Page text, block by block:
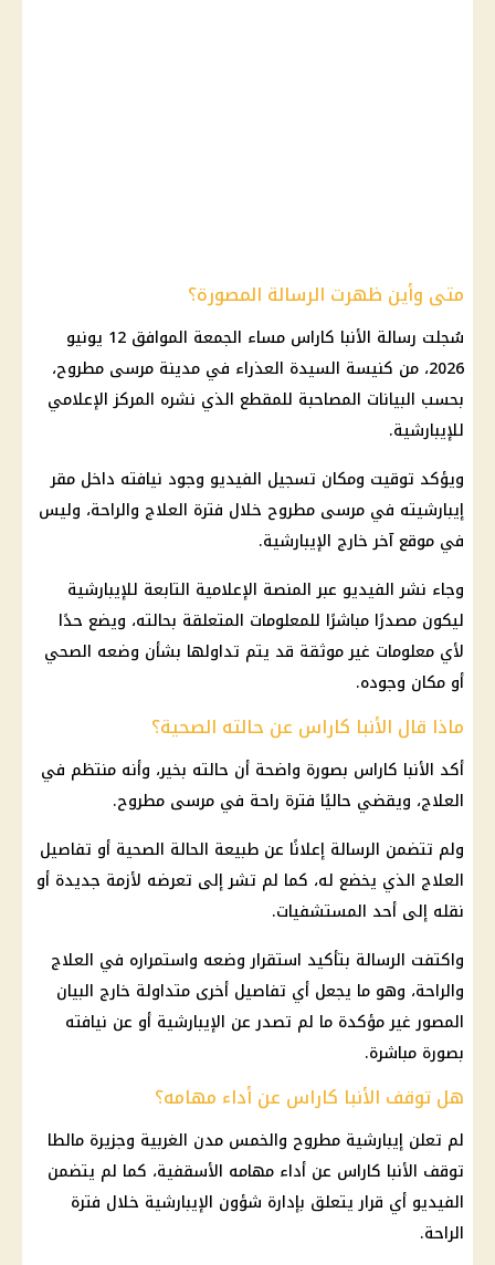
متى وأين ظهرت الرسالة المصورة؟
سُجلت رسالة الأنبا كاراس مساء الجمعة الموافق 12 يونيو
2026، من كنيسة السيدة العذراء في مدينة مرسى مطروح،
بحسب البيانات المصاحبة للمقطع الذي نشره المركز الإعلامي
للإيبارشية.
ويؤكد توقيت ومكان تسجيل الفيديو وجود نيافته داخل مقر
إيبارشيته في مرسى مطروح خلال فترة العلاج والراحة، وليس
في موقع آخر خارج الإيبارشية.
وجاء نشر الفيديو عبر المنصة الإعلامية التابعة للإيبارشية
ليكون مصدرًا مباشرًا للمعلومات المتعلقة بحالته، ويضع حدًا
لأي معلومات غير موثقة قد يتم تداولها بشأن وضعه الصحي
أو مكان وجوده.
ماذا قال الأنبا كاراس عن حالته الصحية؟
أكد الأنبا كاراس بصورة واضحة أن حالته بخير، وأنه منتظم في
العلاج، ويقضي حاليًا فترة راحة في مرسى مطروح.
ولم تتضمن الرسالة إعلانًا عن طبيعة الحالة الصحية أو تفاصيل
العلاج الذي يخضع له، كما لم تشر إلى تعرضه لأزمة جديدة أو
نقله إلى أحد المستشفيات.
واكتفت الرسالة بتأكيد استقرار وضعه واستمراره في العلاج
والراحة، وهو ما يجعل أي تفاصيل أخرى متداولة خارج البيان
المصور غير مؤكدة ما لم تصدر عن الإيبارشية أو عن نيافته
بصورة مباشرة.
هل توقف الأنبا كاراس عن أداء مهامه؟
لم تعلن إيبارشية مطروح والخمس مدن الغربية وجزيرة مالطا
توقف الأنبا كاراس عن أداء مهامه الأسقفية، كما لم يتضمن
الفيديو أي قرار يتعلق بإدارة شؤون الإيبارشية خلال فترة
الراحة.